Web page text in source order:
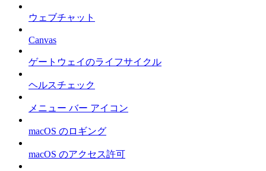
ウェブチャット
Canvas
ゲートウェイのライフサイクル
ヘルスチェック
メニュー バー アイコン
macOS のロギング
macOS のアクセス許可